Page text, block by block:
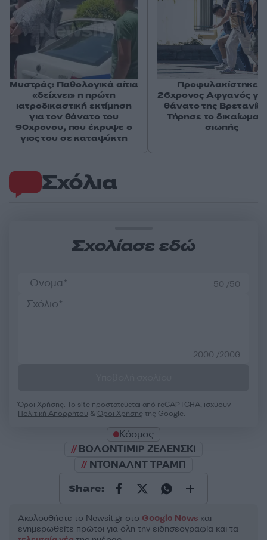
Σχόλια
Σχολίασε εδώ
50 /50
2000 /2000
Όροι Χρήσης. Το site προστατεύεται από reCAPTCHA, ισχύουν
Πολιτική Απορρήτου &Όροι Χρήσης της Google.
Κόσμος
ΒΟΛΟΝΤΙΜΙΡ ΖΕΛΕΝΣΚΙ
ΝΤΟΝΑΛΝΤ ΤΡΑΜΠ
Share:
Ακολουθήστε το Νewsit.gr στο Google News και
ενημερωθείτε πρώτοι για όλη την ειδησεογραφία και τα
Μυστράς: Παθολογικά αίτια
«δείχνει» η πρώτη
ιατροδικαστική εκτίμηση
για τον θάνατο του
90χρονου, που έκρυψε ο
γιος του σε καταψύκτη
Προφυλακίστηκε ο
26χρονος Αφγανός
θάνατο της
Τήρησε το δικαίωμα
σιωπής